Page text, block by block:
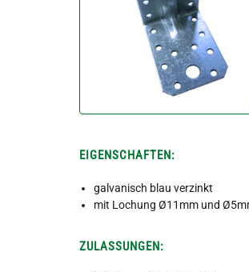
EIGENSCHAFTEN:
galvanisch blau verzinkt
mit Lochung Ø11mm und
ZULASSUNGEN: